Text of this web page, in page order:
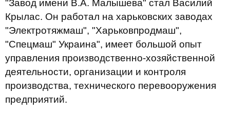
"Завод имени В.А. Малышева" стал Василий
Крылас. Он работал на харьковских заводах
"Электротяжмаш", "Харьковпродмаш",
"Спецмаш" Украина", имеет большой опыт
управления производственно-хозяйственной
деятельности, организации и контроля
производства, технического перевооружения
предприятий.